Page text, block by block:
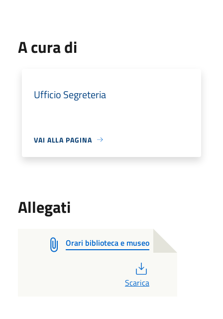
A cura di
Ufficio Segreteria
VAI ALLA PAGINA
Allegati
Orari biblioteca e museo
Scarica